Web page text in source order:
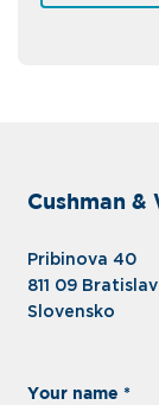
Cushman &
Pribinova 40
811 09
Slovensko
Your name *